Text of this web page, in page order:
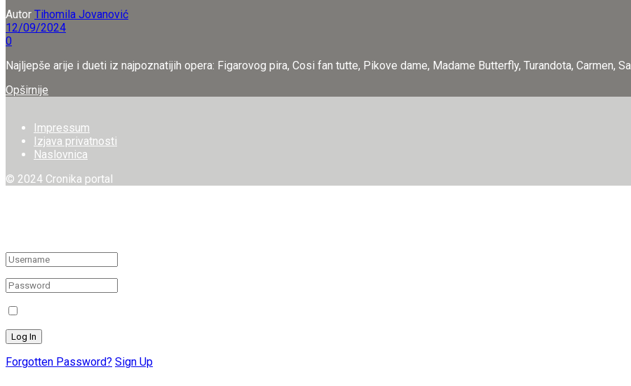
Autor Tihomila Jovanović
12/09/2024
0
Najljepše arije i dueti iz najpoznatijih opera: Figarovog pira, Cosi fan tutte, Pikove dame, Madame Butterfly, Turandota, Carmen,
Opširnije
Impressum
Izjava privatnosti
Naslovnica
© 2024 Cronika portal
Forgotten Password? Sign Up